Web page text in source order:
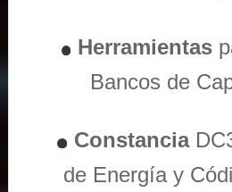
Herramientas
Bancos de
Constancia
de Energía y